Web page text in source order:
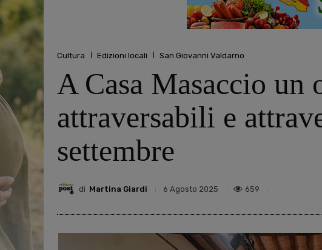
Cultura Edizioni locali San Giovanni Valdarno
A Casa Masaccio
attraversabili e
settembre
di Martina Giardi 6 Agosto 2025 659